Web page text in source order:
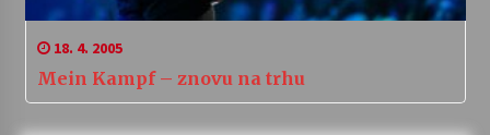
18. 4. 2005
Mein Kampf – znovu na trhu